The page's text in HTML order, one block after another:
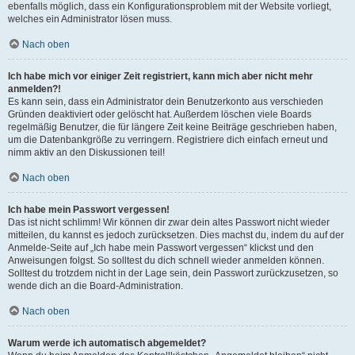
ebenfalls möglich, dass ein Konfigurationsproblem mit der Website vorliegt,
welches ein Administrator lösen muss.
Nach oben
Ich habe mich vor einiger Zeit registriert, kann mich aber nicht mehr
anmelden?!
Es kann sein, dass ein Administrator dein Benutzerkonto aus verschieden
Gründen deaktiviert oder gelöscht hat. Außerdem löschen viele Boards
regelmäßig Benutzer, die für längere Zeit keine Beiträge geschrieben haben,
um die Datenbankgröße zu verringern. Registriere dich einfach erneut und
nimm aktiv an den Diskussionen teil!
Nach oben
Ich habe mein Passwort vergessen!
Das ist nicht schlimm! Wir können dir zwar dein altes Passwort nicht wieder
mitteilen, du kannst es jedoch zurücksetzen. Dies machst du, indem du auf der
Anmelde-Seite auf „Ich habe mein Passwort vergessen“ klickst und den
Anweisungen folgst. So solltest du dich schnell wieder anmelden können.
Solltest du trotzdem nicht in der Lage sein, dein Passwort zurückzusetzen, so
wende dich an die Board-Administration.
Nach oben
Warum werde ich automatisch abgemeldet?